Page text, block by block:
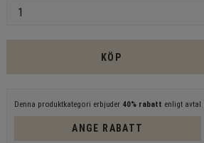
KÖP
Denna produktkategori erbjuder 40% rabatt enligt avtal
ANGE RABATT